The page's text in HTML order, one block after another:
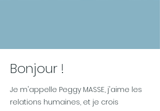
Bonjour !
Je m'appelle Peggy MASSE, j'aime les
relations humaines, et je crois